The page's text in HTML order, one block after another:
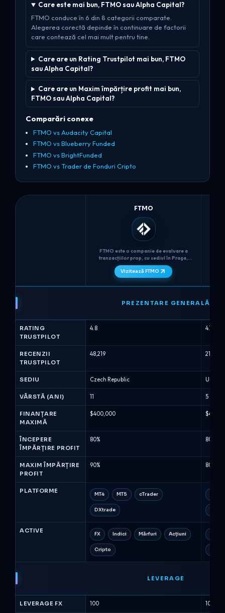
Care este mai bun, FTMO sau Alpha Capital?
FTMO conduce în 6 din 8 categorii comparate.
Alegerea corectă depinde în continuare de factorii
care contează cel mai mult pentru tine.
Care are un Rating Trustpilot mai bun, FTMO
sau Alpha Capital?
Care are un Maxim împărțire profit mai bun,
FTMO sau Alpha Capital?
Comparări conexe
FTMO vs Audacity Capital
FTMO vs Blueberry Funded
FTMO vs BrightFunded
FTMO vs Trader de Fonduri Cripto
vs
Capital
Firmelor
de
Prop
2026)
FTMO
FTMO este o companie de evaluare a
tranzacțiilor prop, cu sediul în Praga,
fondată în 2015, care utilizează o
provocare în două etape (Provocarea
FTMO + Verificare) cu timp nelimitat, o
pierdere maximă zilnică strictă de 5% și
Vizitează FTMO
PREZENTARE GENERALĂ
RATING
TRUSTPILOT
4.8 4.7
RECENZII
TRUSTPILOT
48,219 21,354
SEDIU Czech Republic United
VÂRSTĂ (ANI) 11 5
FINANȚARE
MAXIMĂ
$400,000
ÎNCEPERE
ÎMPĂRȚIRE PROFIT
80% 80%
MAXIM ÎMPĂRȚIRE
PROFIT
90% 80%
PLATFORME MT4 MT5 cTrader
DXtrade
ACTIVE FX Indici Mărfuri Acțiuni
Cripto
LEVERAGE
LEVERAGE FX 100 100